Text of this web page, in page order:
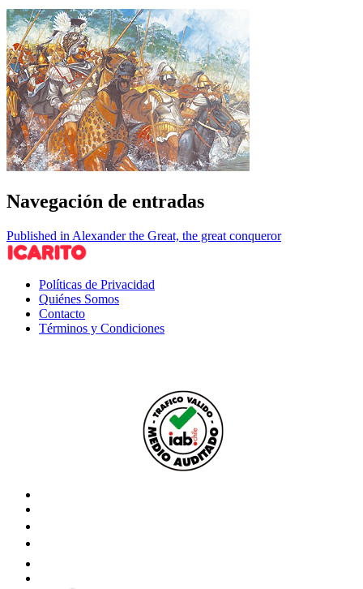
Navegación de entradas
Published in Alexander the Great, the great conqueror
Políticas de Privacidad
Quiénes Somos
Contacto
Términos y Condiciones